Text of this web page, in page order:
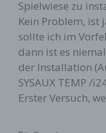
Spielwiese zu
Kein Problem, ist
sollte ich im
dann ist es
der Installation
SYSAUX TEMP /
Erster Versuch,
Diese Daten sind
zuordenbar. Eine
mit anderen
vorgenommen.
nachträglich zu
Anhaltspunkte für
bekannt werden.